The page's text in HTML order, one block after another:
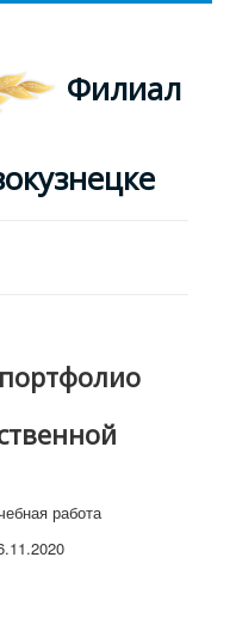
Филиал
работа